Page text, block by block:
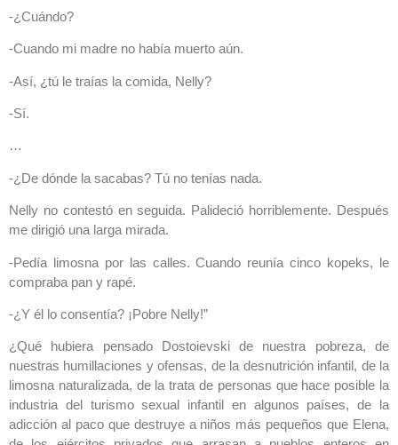
-¿Cuándo?
-Cuando mi madre no había muerto aún.
-Así, ¿tú le traías la comida, Nelly?
-Sí.
…
-¿De dónde la sacabas? Tú no tenías nada.
Nelly no contestó en seguida. Palideció horriblemente. Después
me dirigió una larga mirada.
-Pedía limosna por las calles. Cuando reunía cinco kopeks, le
compraba pan y rapé.
-¿Y él lo consentía? ¡Pobre Nelly!”
¿Qué hubiera pensado Dostoievski de nuestra pobreza, de
nuestras humillaciones y ofensas, de la desnutrición infantil, de la
limosna naturalizada, de la trata de personas que hace posible la
industria del turismo sexual infantil en algunos países, de la
adicción al paco que destruye a niños más pequeños que Elena,